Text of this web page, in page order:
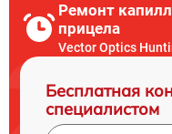
Ремонт
прицела
Vector Optics
Бесплатная
специалистом